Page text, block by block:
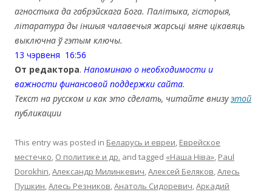
агностыка да габрэйскага Бога. Палітыка, гісторыя,
літаратура ды іншыя чалавечыя жарсьці мяне цікавяць
выключна ў гэтым ключы.
13 чэрвеня 16:56
От редактора. Напоминаю о необходимости и
важности финансовой поддержки сайта.
Текст на русском и как это сделать, читайте внизуэтой
публикации
This entry was posted in Беларусь и евреи, Еврейское
местечко, О политике и др. and tagged «Наша Ніва», Paul
Dorokhin,Александр Милинкевич,Алексей Беляков,Алесь
Пушкин,Алесь Резников,Анатоль Сидоревич,Аркадий